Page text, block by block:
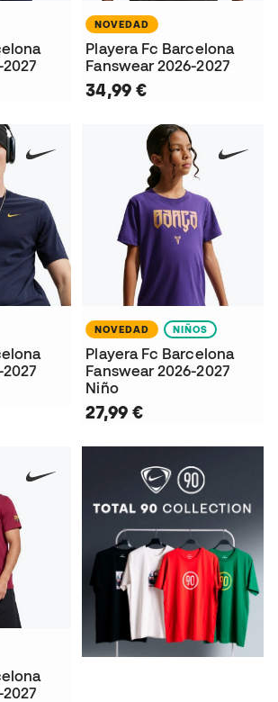
NOVEDAD
Playera Fc Barcelona
Fanswear 2026-2027
34,99 €
NOVEDAD NIÑOS
Playera Fc Barcelona
Fanswear 2026-2027
Niño
27,99 €